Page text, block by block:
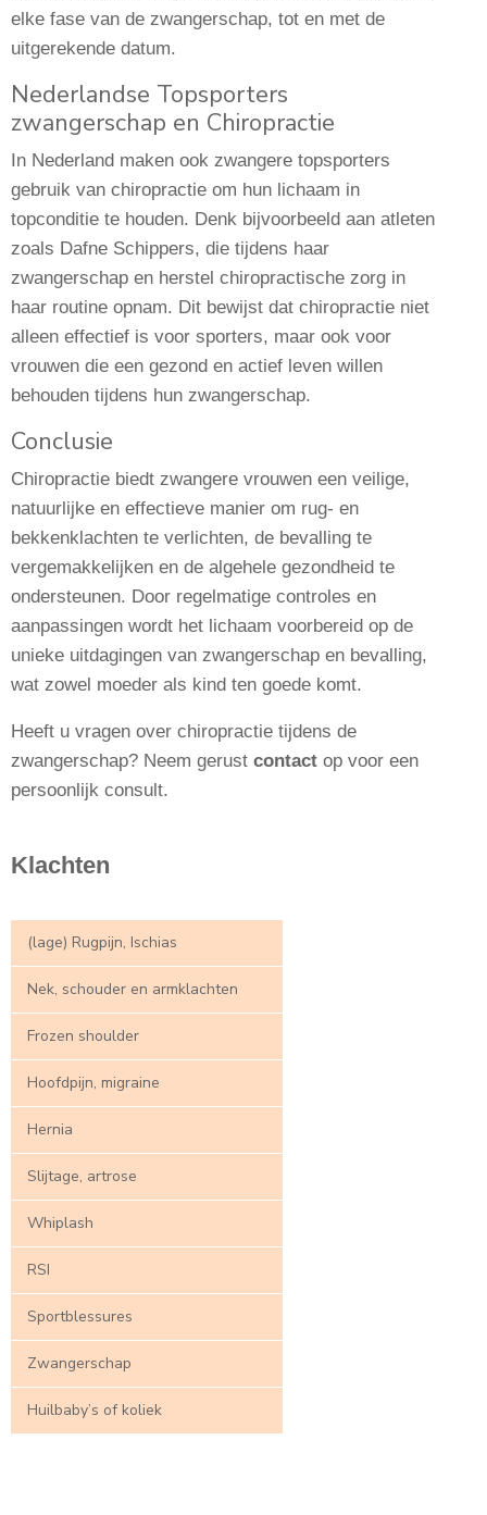
elke fase van de zwangerschap, tot en met de
uitgerekende datum.
Nederlandse Topsporters
zwangerschap en Chiropractie
In Nederland maken ook zwangere topsporters
gebruik van chiropractie om hun lichaam in
topconditie te houden. Denk bijvoorbeeld aan atleten
zoals Dafne Schippers, die tijdens haar
zwangerschap en herstel chiropractische zorg in
haar routine opnam. Dit bewijst dat chiropractie niet
alleen effectief is voor sporters, maar ook voor
vrouwen die een gezond en actief leven willen
behouden tijdens hun zwangerschap.
Conclusie
Chiropractie biedt zwangere vrouwen een veilige,
natuurlijke en effectieve manier om rug- en
bekkenklachten te verlichten, de bevalling te
vergemakkelijken en de algehele gezondheid te
ondersteunen. Door regelmatige controles en
aanpassingen wordt het lichaam voorbereid op de
unieke uitdagingen van zwangerschap en bevalling,
wat zowel moeder als kind ten goede komt.
Heeft u vragen over chiropractie tijdens de
zwangerschap? Neem gerust contact op voor een
persoonlijk consult.
Klachten
(lage) Rugpijn, Ischias
Nek, schouder en armklachten
Frozen shoulder
Hoofdpijn, migraine
Hernia
Slijtage, artrose
Whiplash
RSI
Sportblessures
Zwangerschap
Huilbaby’s of koliek